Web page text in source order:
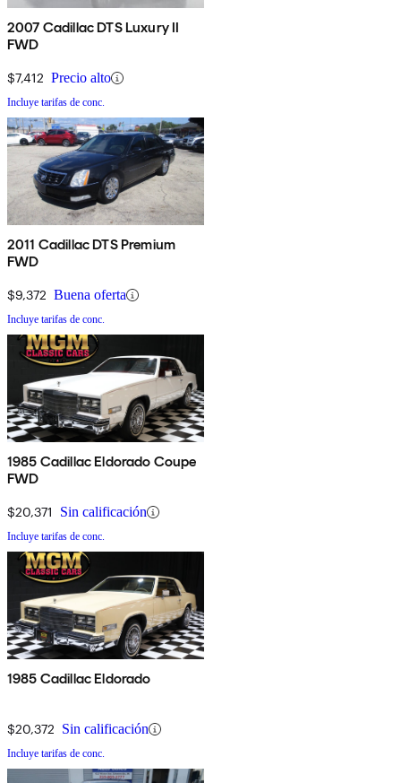
2007 Cadillac DTS Luxury II
FWD
$7,412 Precio alto
Incluye tarifas de conc.
2011 Cadillac DTS Premium
FWD
$9,372 Buena oferta
Incluye tarifas de conc.
1985 Cadillac Eldorado Coupe
FWD
$20,371 Sin calificación
Incluye tarifas de conc.
1985 Cadillac Eldorado
$20,372 Sin calificación
Incluye tarifas de conc.